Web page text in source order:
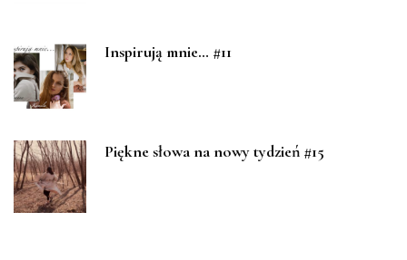
Inspirują mnie… #11
Piękne słowa na nowy tydzień #15